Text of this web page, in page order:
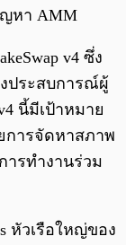
ญหา AMM
v4 ซึ่ง
ประสบการณ์ผู้
นี้มีเป้าหมาย
ยการจัดหาสภาพ
ารทำงานร่วม
หัวเรือใหญ่ของ